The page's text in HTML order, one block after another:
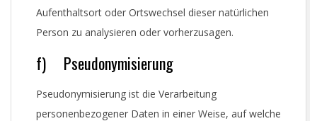
Aufenthaltsort oder Ortswechsel dieser natürlichen
Person zu analysieren oder vorherzusagen.
f) Pseudonymisierung
Pseudonymisierung ist die Verarbeitung
personenbezogener Daten in einer Weise, auf welche